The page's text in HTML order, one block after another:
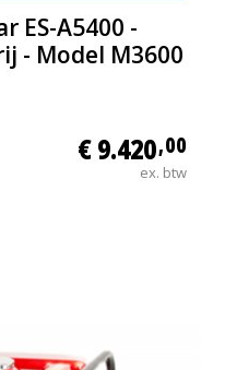
ES-A5400 -
- Model M3600
€ 9.420,00
ex. btw